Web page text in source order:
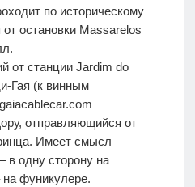
по историческому
остановки Massarelos
от станции Jardim do
Гая (к винным
отправляющийся от
Имеет смысл
в одну сторону на
на фуникулере.